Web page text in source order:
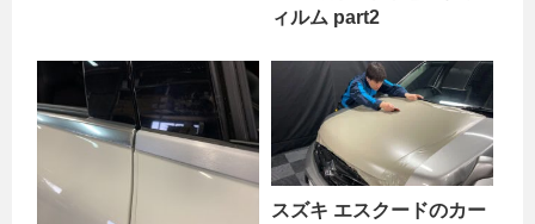
ィルム part2
スズキ エスクードのカー